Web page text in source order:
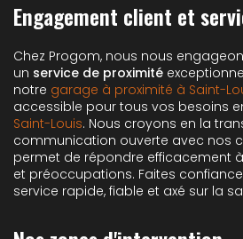
Engagement client et
Chez Progom, nous nous
un service de proximité
notre garage à proximité à Saint-
accessible pour tous vos besoins
Saint-Louis. Nous croyons en la
communication ouverte avec nos
permet de répondre efficacement
et préoccupations. Faites
service rapide, fiable et axé sur la